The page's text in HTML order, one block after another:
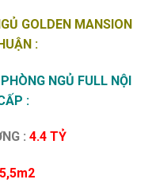
GOLDEN MANSION
:
NGỦ FULL NỘI
:
: 4.4 TỶ